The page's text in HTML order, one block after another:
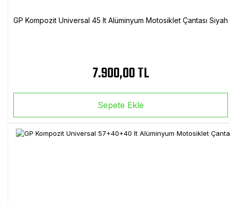
GP Kompozit Universal 45 lt Alüminyum Motosiklet Çantası Siyah
7.900,00 TL
Sepete Ekle